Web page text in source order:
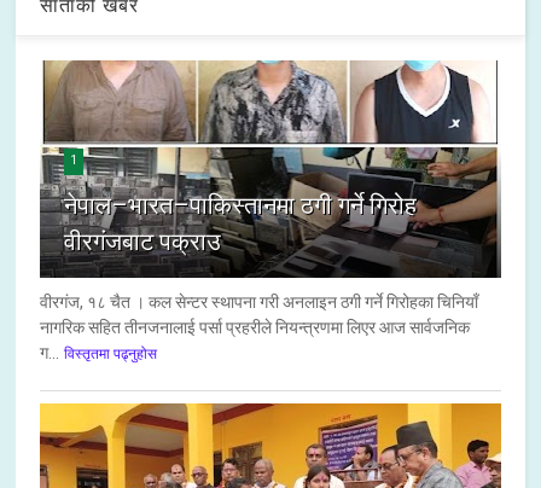
साताको खबर
1
नेपाल–भारत–पाकिस्तानमा ठगी गर्ने गिरोह
वीरगंजबाट पक्राउ
वीरगंज, १८ चैत । कल सेन्टर स्थापना गरी अनलाइन ठगी गर्ने गिरोहका चिनियाँ
नागरिक सहित तीनजनालाई पर्सा प्रहरीले नियन्त्रणमा लिएर आज सार्वजनिक
ग...
विस्तृतमा पढ्नुहोस